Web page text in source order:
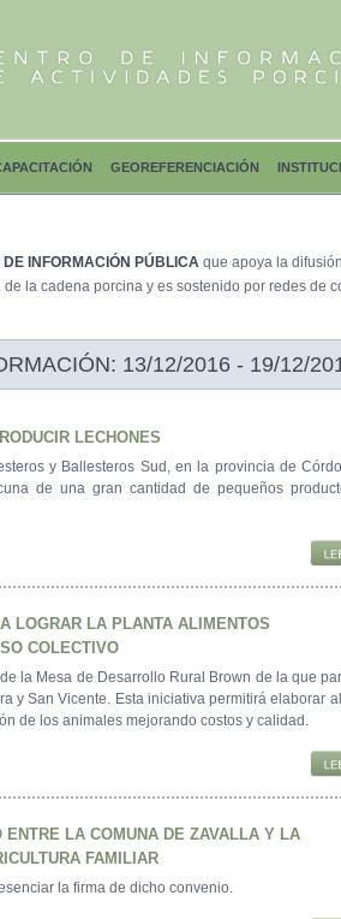
GEOREFERENCIACIÓN
DE INFORMACIÓN PÚBLICAque apoya la
de la cadena porcina y es sostenido por redes de
13/12/2016 - 19/12/
LECHONES
y Ballesteros Sud, en la provincia de
de una gran cantidad de pequeños
LOGRAR LA PLANTA ALIMENTOS
COLECTIVO
la Mesa de Desarrollo Rural Brown de la que
y San Vicente. Esta iniciativa permitirá elaborar
de los animales mejorando costos y calidad.
ENTRE LA COMUNA DE ZAVALLA Y LA
FAMILIAR
la firma de dicho convenio.